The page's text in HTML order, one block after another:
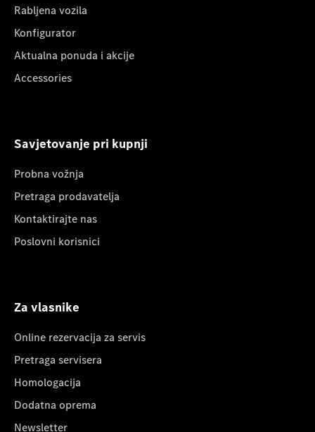
Rabljena vozila
Konfigurator
Aktualna ponuda i akcije
Accessories
Savjetovanje pri kupnji
Probna vožnja
Pretraga prodavatelja
Kontaktirajte nas
Poslovni korisnici
Za vlasnike
Online rezervacija za servis
Pretraga servisera
Homologacija
Dodatna oprema
Newsletter